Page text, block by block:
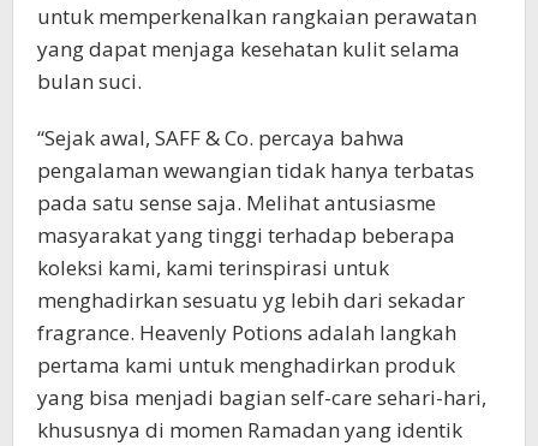
untuk memperkenalkan rangkaian perawatan
yang dapat menjaga kesehatan kulit selama
bulan suci.
“Sejak awal, SAFF & Co. percaya bahwa
pengalaman wewangian tidak hanya terbatas
pada satu sense saja. Melihat antusiasme
masyarakat yang tinggi terhadap beberapa
koleksi kami, kami terinspirasi untuk
menghadirkan sesuatu yg lebih dari sekadar
fragrance. Heavenly Potions adalah langkah
pertama kami untuk menghadirkan produk
yang bisa menjadi bagian self-care sehari-hari,
khususnya di momen Ramadan yang identik